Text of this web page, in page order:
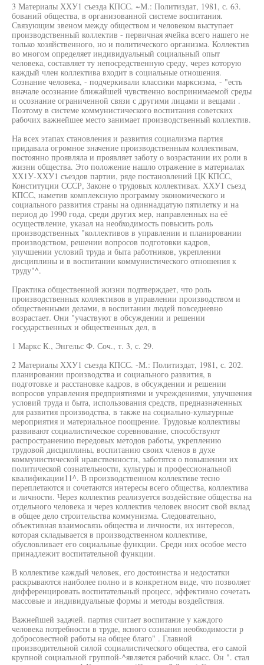
3 Материалы ХХУ1 съезда КПСС. ~М.: Политиздат, 1981, с. 63.
бований общества, в организованной системе воспитания.
Связующим звеном между обществом и человеком выступает
производственный коллектив - первичная ячейка всего нашего не
только хозяйственного, но и политического организма. Коллектив
во многом определяет индивидуальный социальный опыт
человека, составляет ту непосредственную среду, через которую
каждый член коллектива входит в социальные отношения.
Сознание человека, - подчеркивали классики марксизма, - "есть
вначале осознание ближайшей чувственно воспринимаемой среды
и осознание ограниченной связи с другими лицами и вещами .
Поэтому в системе коммунистического воспитания советских
рабочих важнейшее место занимает производственный коллектив.
На всех этапах становления и развития социализма партия
придавала огромное значение производственным коллективам,
постоянно проявляла и проявляет заботу о возрастании их роли в
жизни общества. Это положение нашло отражение в материалах
ХХ1У-ХХУ1 съездов партии, ряде постановлений ЦК КПСС,
Конституции СССР, Законе о трудовых коллективах. ХХУ1 съезд
КПСС, наметив комплексную программу экономического и
социального развития страны на одиннадцатую пятилетку и на
период до 1990 года, среди других мер, направленных на её
осуществление, указал на необходимость повысить роль
производственных "коллективов в управлении и планировании
производством, решении вопросов подготовки кадров,
улучшении условий труда и быта работников, укреплении
дисциплины и в воспитании коммунистического отношения к
труду"^.
Практика общественной жизни подтверждает, что роль
производственных коллективов в управлении производством и
общественными делами, в воспитании людей повседневно
возрастает. Они "участвуют в обсуждении и решении
государственных и общественных дел, в
1 Маркс К., Энгельс Ф. Соч., т. 3, с. 29.
2 Материалы ХХУ1 съезда КПСС. -М.: Политиздат, 1981, с. 202.
планировании производства и социального развития, в
подготовке и расстановке кадров, в обсуждении и решении
вопросов управления предприятиями и учреждениями, улучшения
условий труда и быта, использования средств, предназначенных
для развития производства, в также на социально-культурные
мероприятия и материальное поощрение. Трудовые коллективы
развивают социалистическое соревнование, способствуют
распространению передовых методов работы, укреплению
трудовой дисциплины, воспитанию своих членов в духе
коммунистической нравственности, заботятся о повышении их
политической сознательности, культуры и профессиональной
квалификации11^. В производственном коллективе тесно
переплетаются и сочетаются интересы всего общества, коллектива
и личности. Через коллектив реализуется воздействие общества на
отдельного человека и через коллектив человек вносит свой вклад
в общее дело строительства коммунизма. Следовательно,
объективная взаимосвязь общества и личности, их интересов,
которая складывается в производственном коллективе,
обусловливает его социальные функции. Среди них особое место
принадлежит воспитательной функции.
В коллективе каждый человек, его достоинства и недостатки
раскрываются наиболее полно и в конкретном виде, что позволяет
дифференцировать воспитательный процесс, эффективно сочетать
массовые и индивидуальные формы и методы воздействия.
Важнейшей задачей. партия считает воспитание у каждого
человека потребности в труде, ясного сознания необходимости р
добросовестной работы на общее благо" . Главной
производительной силой социалистического общества, его самой
крупной социальной группой-^является рабочий класс. Он ". стал